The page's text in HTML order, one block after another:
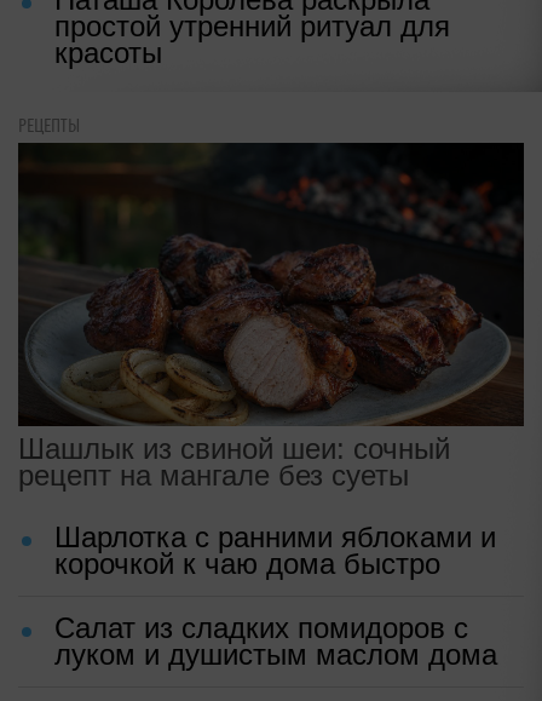
простой утренний ритуал для
красоты
РЕЦЕПТЫ
Шашлык из свиной шеи: сочный
рецепт на мангале без суеты
Шарлотка с ранними яблоками и
корочкой к чаю дома быстро
Салат из сладких помидоров с
луком и душистым маслом дома